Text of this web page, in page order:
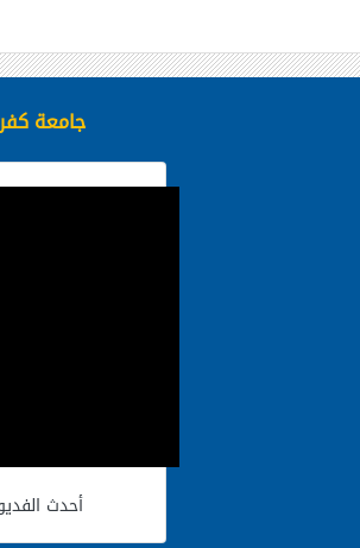
جامعة
أحدث